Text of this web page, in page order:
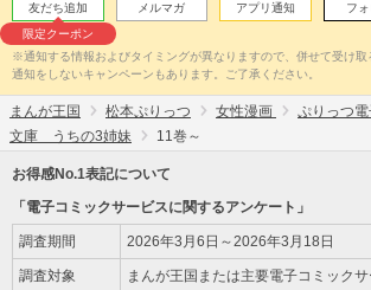
友だち追加
限定クーポン
メルマガ アプリ通知 フ
※通知する情報およびタイミングが異なりますので、併せて受け
通知をしないキャンペーンもあります。ご了承ください。
まんが王国 松本ぷりっつ 女性漫画 ぷりっつ
文庫 うちの3姉妹
11巻～
お得感No.1表記について
「電子コミックサービスに関するアンケート」
調査期間 2026年3月6日～2026年3月18日
調査対象
まんが王国または主要電子コミック